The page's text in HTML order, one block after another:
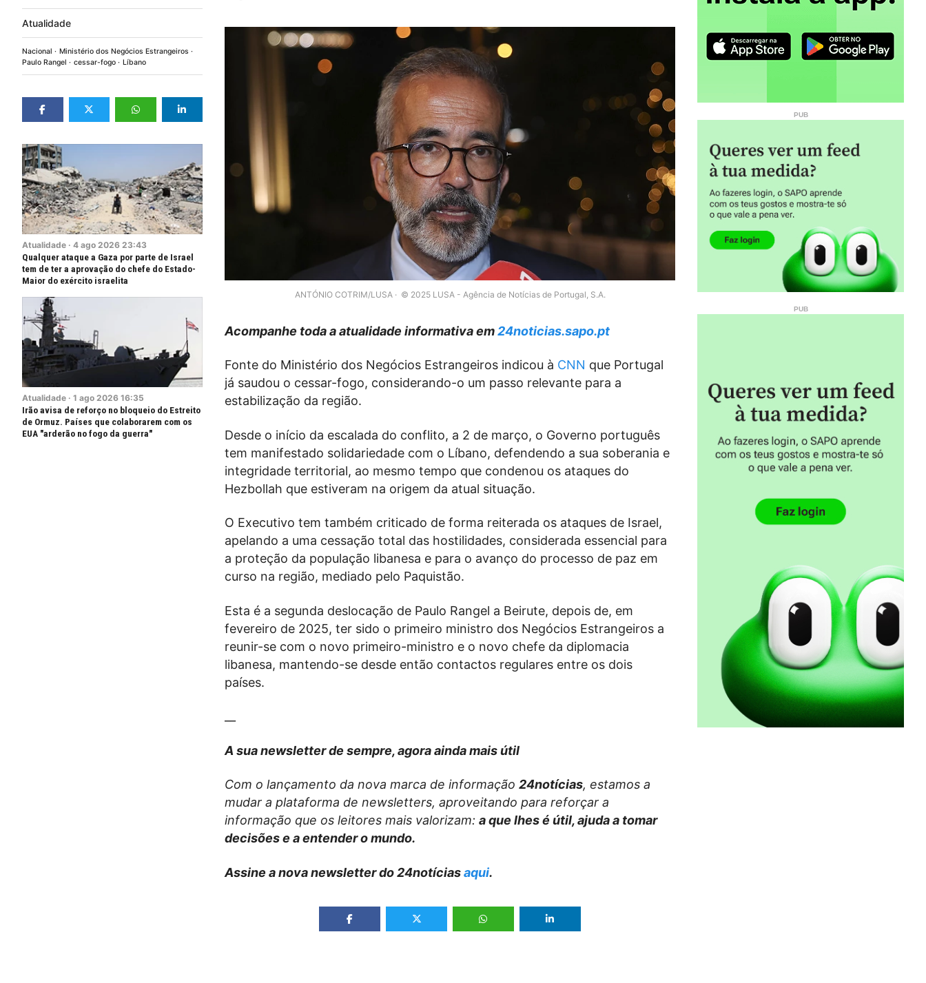
Atualidade
Nacional
Ministério dos Negócios Estrangeiros
Paulo Rangel
cessar-fogo Líbano
Atualidade · 4 ago 2026 23:43
Qualquer ataque a Gaza por parte de Israel
tem de ter a aprovação do chefe do Estado-
Maior do exército israelita
Atualidade · 1 ago 2026 16:35
Irão avisa de reforço no bloqueio do Estreito
de Ormuz. Países que colaborarem com os
EUA "arderão no fogo da guerra"
ANTÓNIO COTRIM/LUSA © 2025 LUSA - Agência de Notícias de Portugal, S.A.
Acompanhe toda a atualidade informativa em24noticias.sapo.pt
Fonte do Ministério dos Negócios Estrangeiros indicou à CNN que Portugal
já saudou o cessar-fogo, considerando-o um passo relevante para a
estabilização da região.
Desde o início da escalada do conflito, a 2 de março, o Governo português
tem manifestado solidariedade com o Líbano, defendendo a sua soberania e
integridade territorial, ao mesmo tempo que condenou os ataques do
Hezbollah que estiveram na origem da atual situação.
O Executivo tem também criticado de forma reiterada os ataques de Israel,
apelando a uma cessação total das hostilidades, considerada essencial para
a proteção da população libanesa e para o avanço do processo de paz em
curso na região, mediado pelo Paquistão.
Esta é a segunda deslocação de Paulo Rangel a Beirute, depois de, em
fevereiro de 2025, ter sido o primeiro ministro dos Negócios Estrangeiros a
reunir-se com o novo primeiro-ministro e o novo chefe da diplomacia
libanesa, mantendo-se desde então contactos regulares entre os dois
países.
A sua newsletter de sempre, agora ainda mais útil
Com o lançamento da nova marca de informação 24notícias, estamos a
mudar a plataforma de newsletters, aproveitando para reforçar a
informação que os leitores mais valorizam: a que lhes é útil, ajuda a tomar
decisões e a entender o mundo.
Assine a nova newsletter do 24notíciasaqui.